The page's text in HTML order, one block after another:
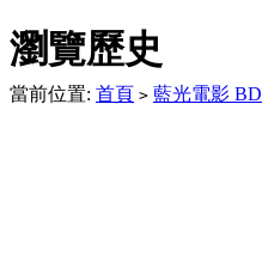
瀏覽歷史
當前位置: 首頁 > 藍光電影 BD